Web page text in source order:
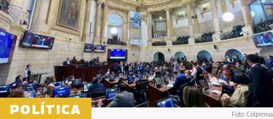
POLÍTICA Foto: Colprensa